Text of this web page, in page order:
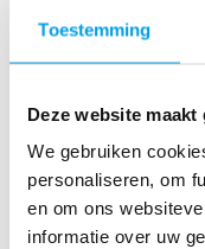
Toestemming
Deze website
We gebruiken
personaliseren, om
en om ons
informatie over uw